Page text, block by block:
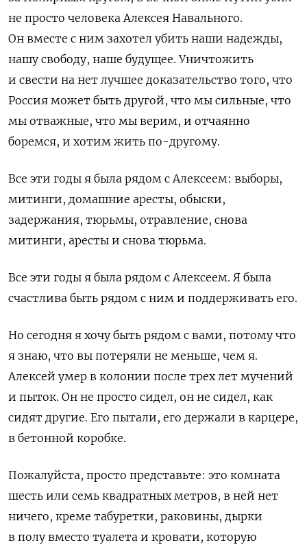
не просто человека Алексея Навального.
Он вместе с ним захотел убить наши надежды,
нашу свободу, наше будущее. Уничтожить
и свести на нет лучшее доказательство того, что
Россия может быть другой, что мы сильные, что
мы отважные, что мы верим, и отчаянно
боремся, и хотим жить по-другому.
Все эти годы я была рядом с Алексеем: выборы,
митинги, домашние аресты, обыски,
задержания, тюрьмы, отравление, снова
митинги, аресты и снова тюрьма.
Все эти годы я была рядом с Алексеем. Я была
счастлива быть рядом с ним и поддерживать его.
Но сегодня я хочу быть рядом с вами, потому что
я знаю, что вы потеряли не меньше, чем я.
Алексей умер в колонии после трех лет мучений
и пыток. Он не просто сидел, он не сидел, как
сидят другие. Его пытали, его держали в карцере,
в бетонной коробке.
Пожалуйста, просто представьте: это комната
шесть или семь квадратных метров, в ней нет
ничего, креме табуретки, раковины, дырки
в полу вместо туалета и кровати, которую